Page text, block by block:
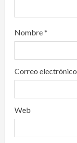
Nombre*
Correo electrónico
Web